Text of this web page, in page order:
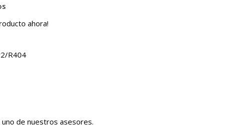
ahora!
R404
de nuestros asesores.